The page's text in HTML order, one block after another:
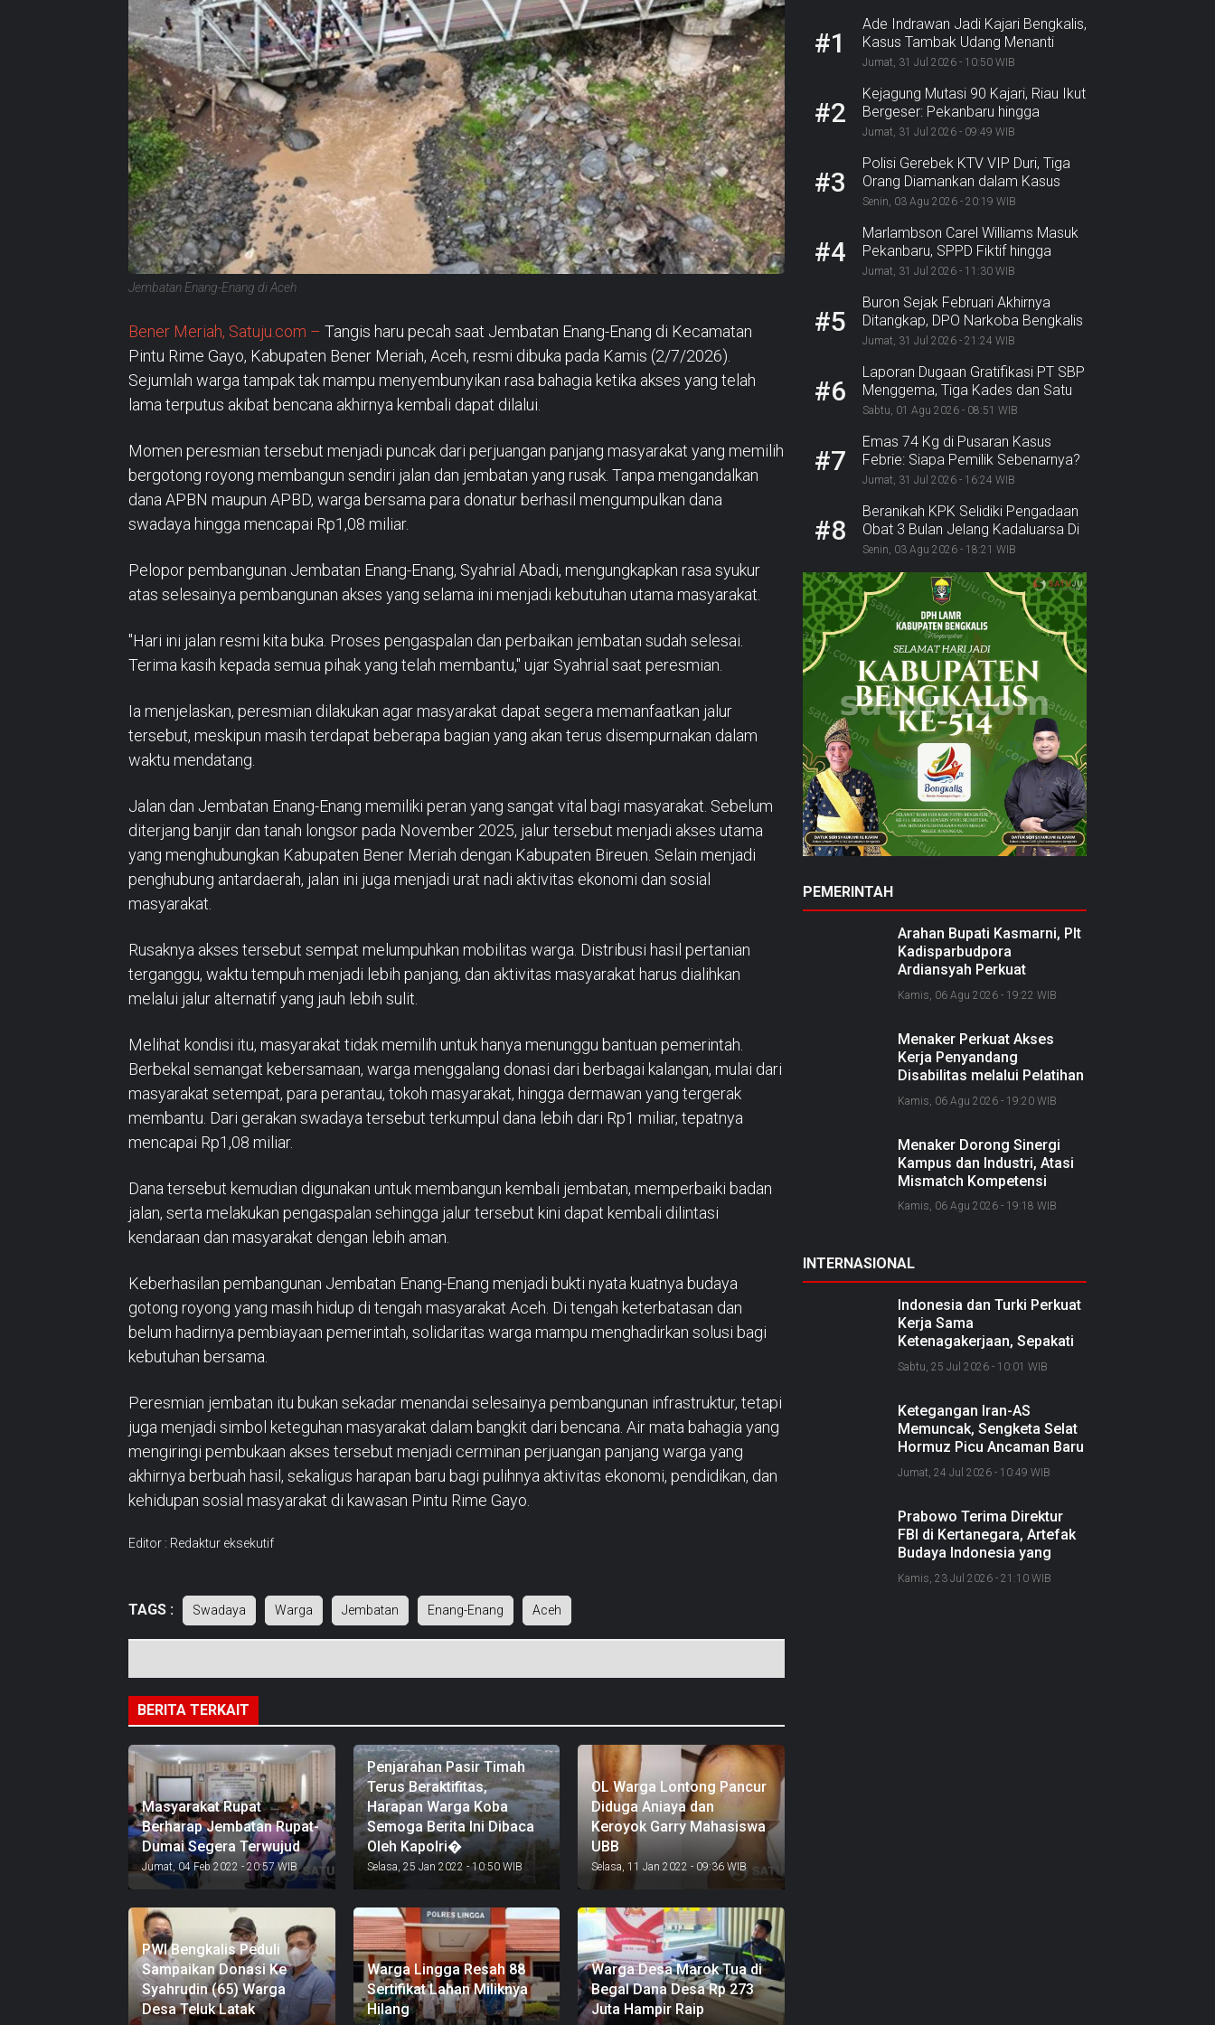
Jembatan Enang-Enang di Aceh
Bener Meriah, Satuju.com – Tangis haru pecah saat Jembatan Enang-Enang di Kecamatan
Pintu Rime Gayo, Kabupaten Bener Meriah, Aceh, resmi dibuka pada Kamis (2/7/2026).
Sejumlah warga tampak tak mampu menyembunyikan rasa bahagia ketika akses yang telah
lama terputus akibat bencana akhirnya kembali dapat dilalui.
Momen peresmian tersebut menjadi puncak dari perjuangan panjang masyarakat yang memilih
bergotong royong membangun sendiri jalan dan jembatan yang rusak. Tanpa mengandalkan
dana APBN maupun APBD, warga bersama para donatur berhasil mengumpulkan dana
swadaya hingga mencapai Rp1,08 miliar.
Pelopor pembangunan Jembatan Enang-Enang, Syahrial Abadi, mengungkapkan rasa syukur
atas selesainya pembangunan akses yang selama ini menjadi kebutuhan utama masyarakat.
"Hari ini jalan resmi kita buka. Proses pengaspalan dan perbaikan jembatan sudah selesai.
Terima kasih kepada semua pihak yang telah membantu," ujar Syahrial saat peresmian.
Ia menjelaskan, peresmian dilakukan agar masyarakat dapat segera memanfaatkan jalur
tersebut, meskipun masih terdapat beberapa bagian yang akan terus disempurnakan dalam
waktu mendatang.
Jalan dan Jembatan Enang-Enang memiliki peran yang sangat vital bagi masyarakat. Sebelum
diterjang banjir dan tanah longsor pada November 2025, jalur tersebut menjadi akses utama
yang menghubungkan Kabupaten Bener Meriah dengan Kabupaten Bireuen. Selain menjadi
penghubung antardaerah, jalan ini juga menjadi urat nadi aktivitas ekonomi dan sosial
masyarakat.
Rusaknya akses tersebut sempat melumpuhkan mobilitas warga. Distribusi hasil pertanian
terganggu, waktu tempuh menjadi lebih panjang, dan aktivitas masyarakat harus dialihkan
melalui jalur alternatif yang jauh lebih sulit.
Melihat kondisi itu, masyarakat tidak memilih untuk hanya menunggu bantuan pemerintah.
Berbekal semangat kebersamaan, warga menggalang donasi dari berbagai kalangan, mulai dari
masyarakat setempat, para perantau, tokoh masyarakat, hingga dermawan yang tergerak
membantu. Dari gerakan swadaya tersebut terkumpul dana lebih dari Rp1 miliar, tepatnya
mencapai Rp1,08 miliar.
Dana tersebut kemudian digunakan untuk membangun kembali jembatan, memperbaiki badan
jalan, serta melakukan pengaspalan sehingga jalur tersebut kini dapat kembali dilintasi
kendaraan dan masyarakat dengan lebih aman.
Keberhasilan pembangunan Jembatan Enang-Enang menjadi bukti nyata kuatnya budaya
gotong royong yang masih hidup di tengah masyarakat Aceh. Di tengah keterbatasan dan
belum hadirnya pembiayaan pemerintah, solidaritas warga mampu menghadirkan solusi bagi
kebutuhan bersama.
Peresmian jembatan itu bukan sekadar menandai selesainya pembangunan infrastruktur, tetapi
juga menjadi simbol keteguhan masyarakat dalam bangkit dari bencana. Air mata bahagia yang
mengiringi pembukaan akses tersebut menjadi cerminan perjuangan panjang warga yang
akhirnya berbuah hasil, sekaligus harapan baru bagi pulihnya aktivitas ekonomi, pendidikan, dan
kehidupan sosial masyarakat di kawasan Pintu Rime Gayo.
Editor : Redaktur eksekutif
TAGS : Swadaya Warga Jembatan Enang-Enang Aceh
BERITA TERKAIT
Masyarakat Rupat
Berharap Jembatan Rupat-
Dumai Segera Terwujud
Jumat, 04 Feb 2022 - 20:57 WIB
Penjarahan Pasir Timah
Terus Beraktifitas,
Harapan Warga Koba
Semoga Berita Ini Dibaca
Oleh Kapolri�
Selasa, 25 Jan 2022 - 10:50 WIB
OL Warga Lontong Pancur
Diduga Aniaya dan
Keroyok Garry Mahasiswa
UBB
Selasa, 11 Jan 2022 - 09:36 WIB
PWI Bengkalis Peduli
Sampaikan Donasi Ke
Syahrudin (65) Warga
Desa Teluk Latak
Warga Lingga Resah 88
Sertifikat Lahan Miliknya
Hilang
Warga Desa Marok Tua di
Begal Dana Desa Rp 273
Juta Hampir Raip
#1
Ade Indrawan Jadi Kajari Bengkalis,
Kasus Tambak Udang Menanti
Jumat, 31 Jul 2026 - 10:50 WIB
#2
Kejagung Mutasi 90 Kajari, Riau Ikut
Bergeser: Pekanbaru hingga
Bengkalis
Jumat, 31 Jul 2026 - 09:49 WIB
#3
Polisi Gerebek KTV VIP Duri, Tiga
Orang Diamankan dalam Kasus
Dugaan Ekstasi
Senin, 03 Agu 2026 - 20:19 WIB
#4
Marlambson Carel Williams Masuk
Pekanbaru, SPPD Fiktif hingga
Sosper Menanti
Jumat, 31 Jul 2026 - 11:30 WIB
#5
Buron Sejak Februari Akhirnya
Ditangkap, DPO Narkoba Bengkalis
Diciduk Bersama 2 Rekannya
Jumat, 31 Jul 2026 - 21:24 WIB
#6
Laporan Dugaan Gratifikasi PT SBP
Menggema, Tiga Kades dan Satu
Lurah Inhu Diseret ke Kejaksaan
Sabtu, 01 Agu 2026 - 08:51 WIB
#7
Emas 74 Kg di Pusaran Kasus
Febrie: Siapa Pemilik Sebenarnya?
Jumat, 31 Jul 2026 - 16:24 WIB
#8
Beranikah KPK Selidiki Pengadaan
Obat 3 Bulan Jelang Kadaluarsa Di
Dinkes Pekanbaru
Senin, 03 Agu 2026 - 18:21 WIB
PEMERINTAH
Arahan Bupati Kasmarni, Plt
Kadisparbudpora
Ardiansyah Perkuat
Kolaborasi Nasional
Sukseskan Ekraforia 2026
sebagai Kabupaten Kreatif
Kamis, 06 Agu 2026 - 19:22 WIB
Menaker Perkuat Akses
Kerja Penyandang
Disabilitas melalui Pelatihan
dan Kemitraan Industri
Kamis, 06 Agu 2026 - 19:20 WIB
Menaker Dorong Sinergi
Kampus dan Industri, Atasi
Mismatch Kompetensi
Lulusan dengan Dunia Kerja
Kamis, 06 Agu 2026 - 19:18 WIB
INTERNASIONAL
Indonesia dan Turki Perkuat
Kerja Sama
Ketenagakerjaan, Sepakati
Joint Action Plan 2026–
2027
Sabtu, 25 Jul 2026 - 10:01 WIB
Ketegangan Iran-AS
Memuncak, Sengketa Selat
Hormuz Picu Ancaman Baru
soal Jalur Minyak Dunia
Jumat, 24 Jul 2026 - 10:49 WIB
Prabowo Terima Direktur
FBI di Kertanegara, Artefak
Budaya Indonesia yang
Diselundupkan Dipulangkan
Kamis, 23 Jul 2026 - 21:10 WIB